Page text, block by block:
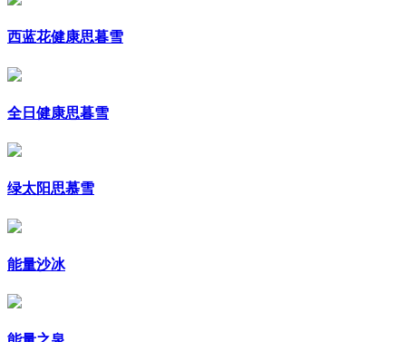
西蓝花健康思暮雪
全日健康思暮雪
绿太阳思慕雪
能量沙冰